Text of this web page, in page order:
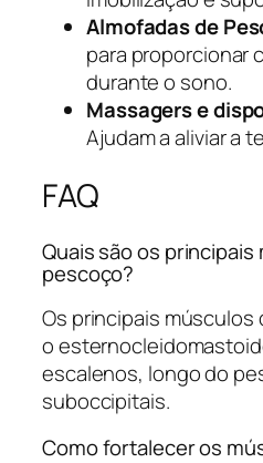
Almofadas de
para proporcionar
durante o sono.
Massagers e
Ajudam a aliviar a
FAQ
Quais são os
pescoço?
Os principais
o
escalenos, longo do
suboccipitais.
Como fortalecer os